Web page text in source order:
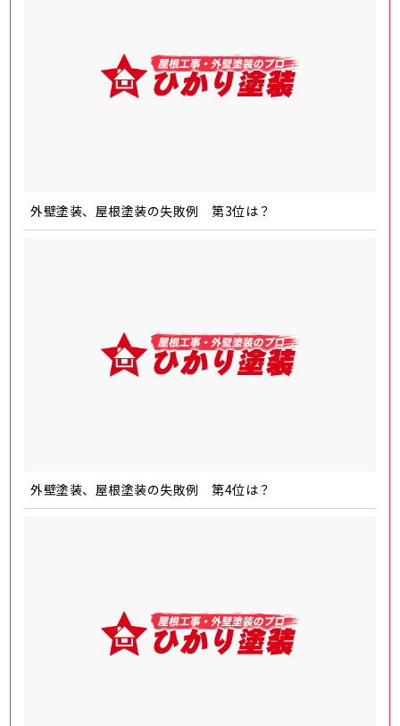
外壁塗装、屋根塗装の失敗例 第3位は？
外壁塗装、屋根塗装の失敗例 第4位は？